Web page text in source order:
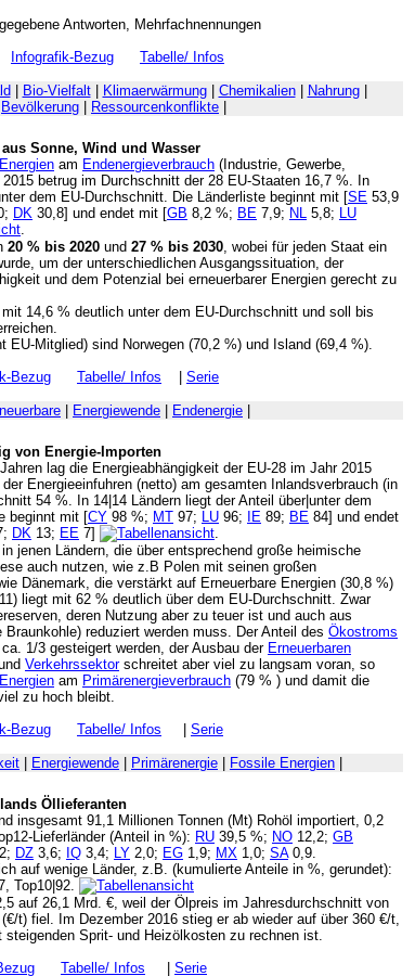
Antworten, Mehrfachnennungen
Infografik-Bezug Tabelle/ Infos
Bio-Vielfalt| Klimaerwärmung| Chemikalien| Nahrung|
Bevölkerung
Ressourcenkonflikte
Sonne, Wind und Wasser
am Endenergieverbrauch (Industrie, Gewerbe,
betrug im Durchschnitt der 28 EU-Staaten 16,7 %. In
dem EU-Durchschnitt. Die Länderliste beginnt mit [SE 53,9
DK 30,8] und endet mit [GB 8,2 %; BE 7,9; NL 5,8; LU
.
20 % bis 2020 und 27 % bis 2030, wobei für jeden Staat ein
um der unterschiedlichen Ausgangssituation, der
und dem Potenzial bei erneuerbarer Energien gerecht zu
14,6 % deutlich unter dem EU-Durchschnitt und soll bis
EU-Mitglied) sind Norwegen (70,2 %) und Island (69,4 %).
Bezug Tabelle/ Infos Serie
Energiewende Endenergie
von Energie-Importen
lag die Energieabhängigkeit der EU-28 im Jahr 2015
Energieeinfuhren (netto) am gesamten Inlandsverbrauch (in
54 %. In 14|14 Ländern liegt der Anteil über|unter dem
beginnt mit [CY 98 %; MT 97; LU 96; IE 89; BE 84] und endet
DK 13; EE 7]
.
jenen Ländern, die über entsprechend große heimische
auch nutzen, wie z.B Polen mit seinen großen
Dänemark, die verstärkt auf Erneuerbare Energien (30,8 %)
liegt mit 62 % deutlich über dem EU-Durchschnitt. Zwar
deren Nutzung aber zu teuer ist und auch aus
Braunkohle) reduziert werden muss. Der Anteil des Ökostroms
1/3 gesteigert werden, der Ausbau der Erneuerbaren
Verkehrssektorschreitet aber viel zu langsam voran, so
am Primärenergieverbrauch (79 % ) und damit die
zu hoch bleibt.
Bezug Tabelle/ Infos Serie
Energiewende Primärenergie Fossile Energien
Öllieferanten
insgesamt 91,1 Millionen Tonnen (Mt) Rohöl importiert, 0,2
Lieferländer (Anteil in %): RU 39,5 %; NO 12,2; GB
DZ 3,6; IQ 3,4; LY 2,0; EG 1,9; MX 1,0; SA0,9.
auf wenige Länder, z.B. (kumulierte Anteile in %, gerundet):
Top10|92.
auf 26,1 Mrd. €, weil der Ölpreis im Jahresdurchschnitt von
t) fiel. Im Dezember 2016 stieg er ab wieder auf über 360 €/t,
Sprit- und Heizölkosten zu rechnen ist.
Tabelle/ Infos Serie